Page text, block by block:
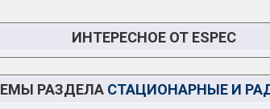
ИНТЕРЕСНОЕ ОТ ESPEC
РАЗДЕЛА СТАЦИОНАРНЫЕ И